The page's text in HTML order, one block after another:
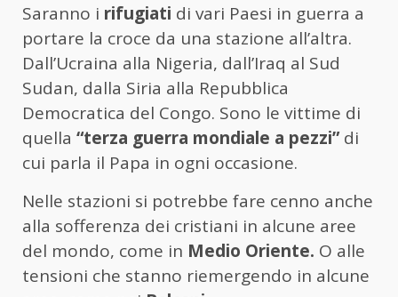
Saranno i rifugiati di vari Paesi in guerra a
portare la croce da una stazione all’altra.
Dall’Ucraina alla Nigeria, dall’Iraq al Sud
Sudan, dalla Siria alla Repubblica
Democratica del Congo. Sono le vittime di
quella “terza guerra mondiale a pezzi”di
cui parla il Papa in ogni occasione.
Nelle stazioni si potrebbe fare cenno anche
alla sofferenza dei cristiani in alcune aree
del mondo, come in Medio Oriente. O alle
tensioni che stanno riemergendo in alcune